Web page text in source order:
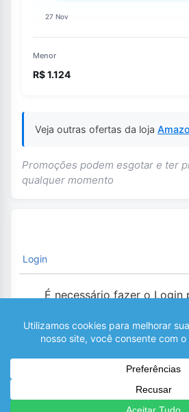
Menor
R$ 1.124
Veja outras ofertas da loja
Promoções podem esgotar e ter
qualquer momento
Login
É necessário fazer o Login
0 COMENTÁRIOS